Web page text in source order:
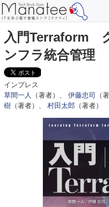
入門Terraform
ンフラ統合管理
インプレス
草間一人
（著者）、 伊藤忠司 （
樹 （著者）、 村田太郎 （著者）